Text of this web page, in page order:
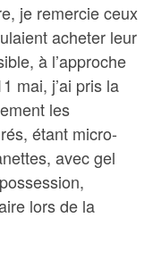
je remercie ceux
acheter leur
à l’approche
mai, j’ai pris la
les
étant micro-
avec gel
lors de la